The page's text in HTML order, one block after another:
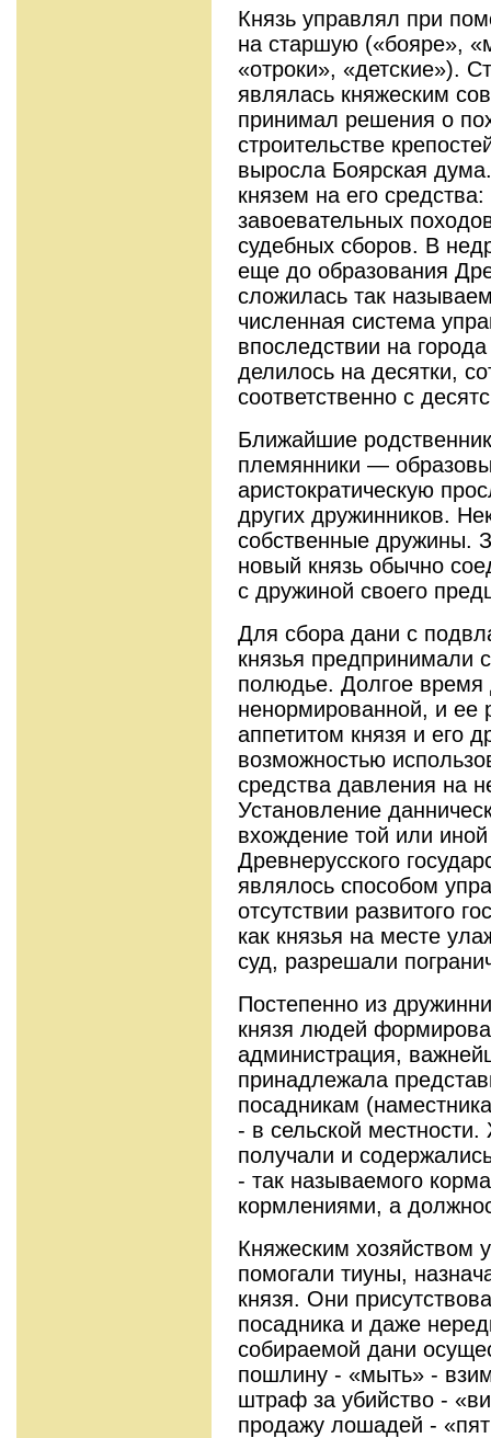
Князь управлял при
на старшую («бояре»,
«отроки», «детские»).
являлась княжеским
принимал решения о
строительстве
выросла Боярская
князем на его
завоевательных
судебных сборов. В
еще до образования
сложилась так
численная система
впоследствии на
делилось на десятки,
соответственно с
Ближайшие
племянники —
аристократическую
других дружинников.
собственные дружины.
новый князь обычно
с дружиной своего
Для сбора дани с
князья
полюдье. Долгое время
ненормированной, и ее
аппетитом князя и его
возможностью
средства давления на
Установление
вхождение той или
Древнерусского
являлось способом
отсутствии развитого
как князья на месте
суд, разрешали
Постепенно из
князя людей
администрация,
принадлежала
посадникам
- в сельской
получали и
- так называемого
кормлениями, а
Княжеским хозяйством
помогали тиуны,
князя. Они
посадника и даже
собираемой дани
пошлину - «мыть» -
штраф за убийство -
продажу лошадей -